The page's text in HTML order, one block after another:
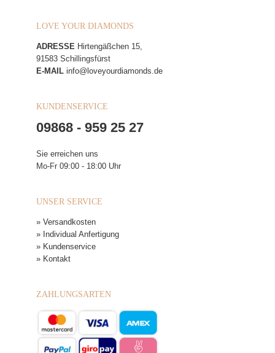
LOVE YOUR DIAMONDS
ADRESSE Hirtengäßchen 15,
91583 Schillingsfürst
E-MAIL info@loveyourdiamonds.de
KUNDENSERVICE
09868 - 959 25 27
Sie erreichen uns
Mo-Fr 09:00 - 18:00 Uhr
UNSER SERVICE
» Versandkosten
» Individual Anfertigung
» Kundenservice
» Kontakt
ZAHLUNGSARTEN